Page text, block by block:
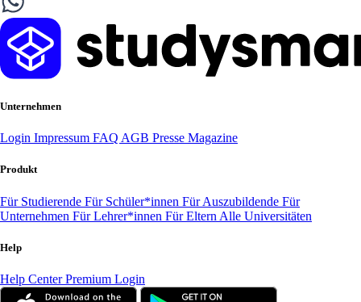
Unternehmen
Login Impressum FAQ AGB Presse Magazine
Produkt
Für Studierende Für Schüler*innen Für Auszubildende Für
Unternehmen Für Lehrer*innen Für Eltern Alle Universitäten
Help
Help CenterPremium Login